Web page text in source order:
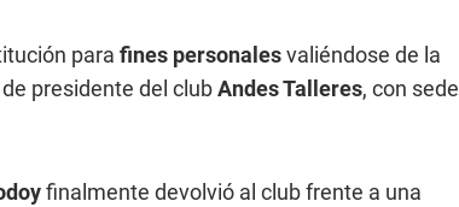
para fines personalesvaliéndose de la
presidente del clubAndes Talleres, con sede
finalmente devolvió al club frente a una